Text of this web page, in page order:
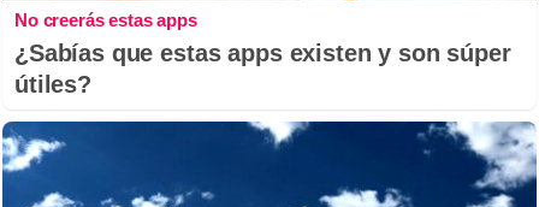
No creerás estas apps
¿Sabías que estas apps existen y son súper
útiles?